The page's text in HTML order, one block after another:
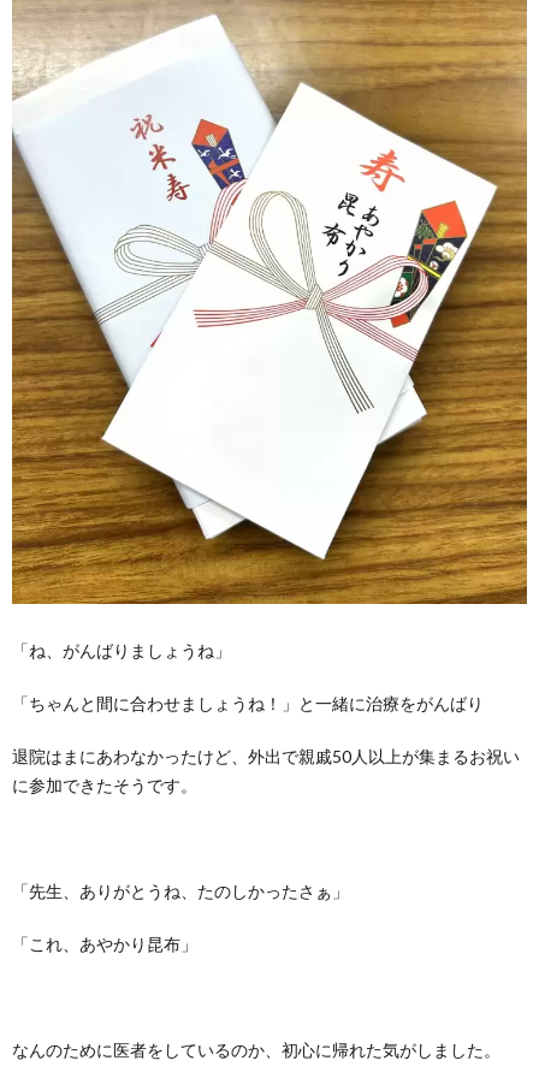
「ね、がんばりましょうね」
「ちゃんと間に合わせましょうね！」と一緒に治療をがんばり
退院はまにあわなかったけど、外出で親戚50人以上が集まるお祝い
に参加できたそうです。
「先生、ありがとうね、たのしかったさぁ」
「これ、あやかり昆布」
なんのために医者をしているのか、初心に帰れた気がしました。